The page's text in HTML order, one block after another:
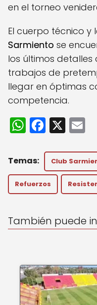
en el torneo
El cuerpo técnico y
Sarmiento se
los últimos detalles
trabajos de
llegar en óptimas
competencia.
W
h
a
ts
A
p
F
a
c
e
b
o
k
X
l
Club
Refuerzos
También puede